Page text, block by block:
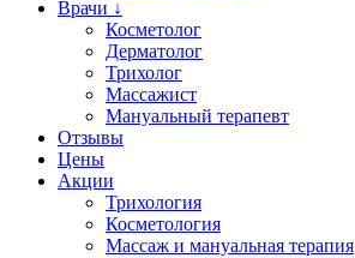
Врачи ↓
Косметолог
Дерматолог
Трихолог
Массажист
Мануальный терапевт
Отзывы
Цены
Акции
Трихология
Косметология
Массаж и мануальная терапия